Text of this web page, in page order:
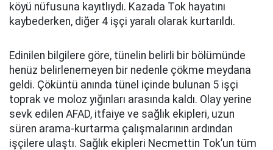
köyü nüfusuna kayıtlıydı. Kazada Tok hayatını
kaybederken, diğer 4 işçi yaralı olarak kurtarıldı.
Edinilen bilgilere göre, tünelin belirli bir bölümünde
henüz belirlenemeyen bir nedenle çökme meydana
geldi. Çöküntü anında tünel içinde bulunan 5 işçi
toprak ve moloz yığınları arasında kaldı. Olay yerine
sevk edilen AFAD, itfaiye ve sağlık ekipleri, uzun
süren arama-kurtarma çalışmalarının ardından
işçilere ulaştı. Sağlık ekipleri Necmettin Tok’un tüm